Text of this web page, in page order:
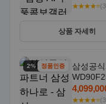
★★★★⭐
상품 자세히
2% 할인정품인증
삼성공
18kg 자
★★★★⭐